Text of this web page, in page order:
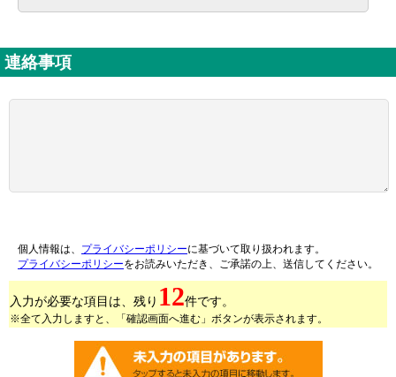
連絡事項
個人情報は、 プライバシーポリシーに基づいて取り扱われます。
プライバシーポリシーをお読みいただき、ご承諾の上、送信してください。
入力が必要な項目は、残り 12件です。
※全て入力しますと、「確認画面へ進む」ボタンが表示されます。